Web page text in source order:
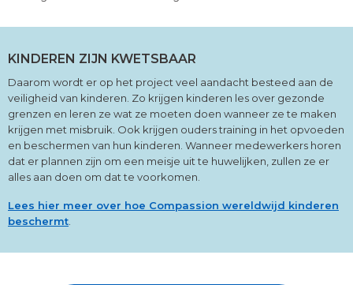
KINDEREN ZIJN KWETSBAAR
Daarom wordt er op het project veel aandacht besteed aan de
veiligheid van kinderen. Zo krijgen kinderen les over gezonde
grenzen en leren ze wat ze moeten doen wanneer ze te maken
krijgen met misbruik. Ook krijgen ouders training in het opvoeden
en beschermen van hun kinderen. Wanneer medewerkers horen
dat er plannen zijn om een meisje uit te huwelijken, zullen ze er
alles aan doen om dat te voorkomen.
Lees hier meer over hoe Compassion wereldwijd kinderen
beschermt.